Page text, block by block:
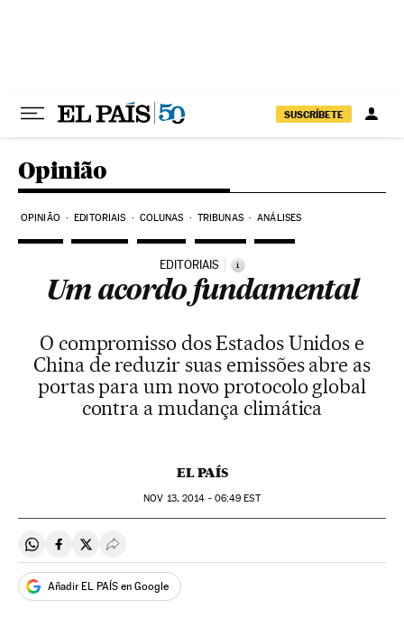
SUSCRÍBETE
Opinião
OPINIÃO EDITORIAIS COLUNAS TRIBUNAS ANÁLISES
EDITORIAIS i
Um acordo fundamental
O compromisso dos Estados Unidos e
China de reduzir suas emissões abre as
portas para um novo protocolo global
contra a mudança climática
EL PAÍS
NOV 13, 2014 - 06:49 EST
Compartir en Whatsapp
Compartir en Facebook
Compartir en Twitter
Desplegar Redes Sociales
Añadir EL PAÍS en Google